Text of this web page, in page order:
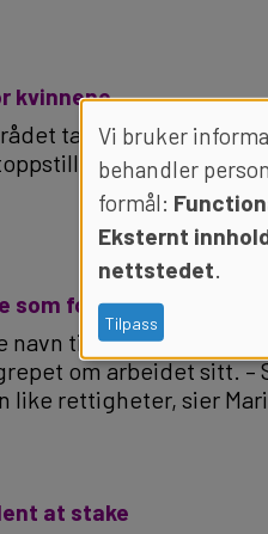
kvinnene
tar initiativ til en
og
som forplikter
navn til Komité for
om arbeidet sitt. –
like rettigheter, sier
at stake
Vi bruker
behandler
formål:
Eksternt
nettstedet.
Tilpass